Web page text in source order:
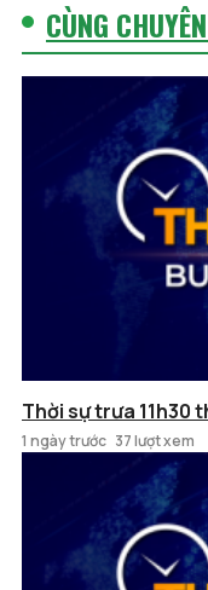
CÙNG
Thời sự trưa 11h30
1 ngày trước 37 lượt xem